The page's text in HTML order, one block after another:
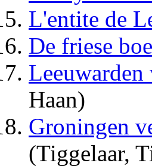
L'entite de
De friese
Haan)
Groningen
(Tiggelaar,